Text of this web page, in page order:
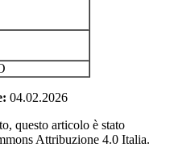
04.02.2026
questo articolo è stato
Attribuzione 4.0 Italia.